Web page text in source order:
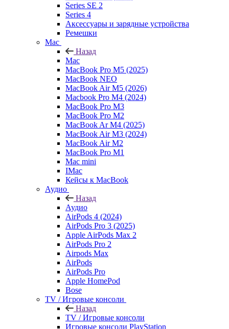
Series SE 2
Series 4
Аксессуары и зарядные устройства
Ремешки
Mac
Назад
Mac
MacBook Pro M5 (2025)
MacBook NEO
MacBook Air M5 (2026)
Macbook Pro M4 (2024)
MacBook Pro M3
MacBook Pro M2
MacBook Ar M4 (2025)
MacBook Air M3 (2024)
MacBook Air M2
MacBook Pro M1
Mac mini
IMac
Кейсы к MacBook
Аудио
Назад
Аудио
AirPods 4 (2024)
AirPods Pro 3 (2025)
Apple AirPods Max 2
AirPods Pro 2
Airpods Max
AirPods
AirPods Pro
Apple HomePod
Bose
TV / Игровые консоли
Назад
TV / Игровые консоли
Игровые консоли PlayStation